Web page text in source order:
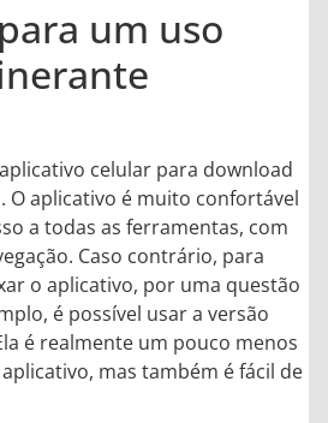
um uso
celular para download
O aplicativo é muito confortável
a todas as ferramentas, com
Caso contrário, para
o aplicativo, por uma questão
é possível usar a versão
é realmente um pouco menos
mas também é fácil de